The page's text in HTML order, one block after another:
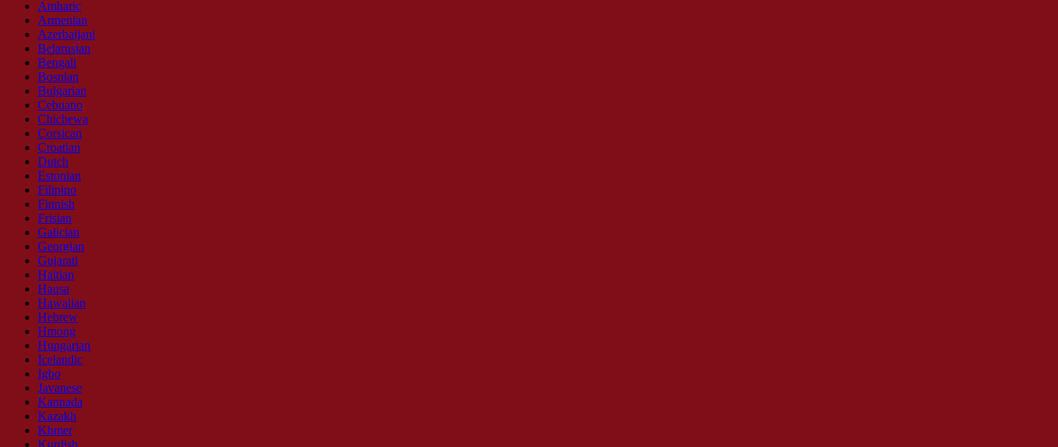
Amharic
Armenian
Azerbaijani
Belarusian
Bengali
Bosnian
Bulgarian
Cebuano
Chichewa
Corsican
Croatian
Dutch
Estonian
Filipino
Finnish
Frisian
Galician
Georgian
Gujarati
Haitian
Hausa
Hawaiian
Hebrew
Hmong
Hungarian
Icelandic
Igbo
Javanese
Kannada
Kazakh
Khmer